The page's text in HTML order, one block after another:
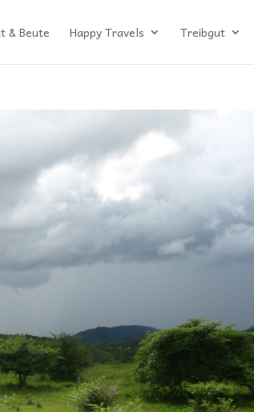
& Beute Happy Travels Treibgut